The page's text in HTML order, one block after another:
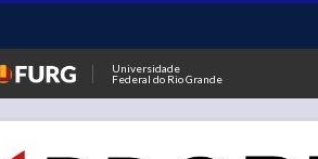
Universidade
Federal do Rio Grande